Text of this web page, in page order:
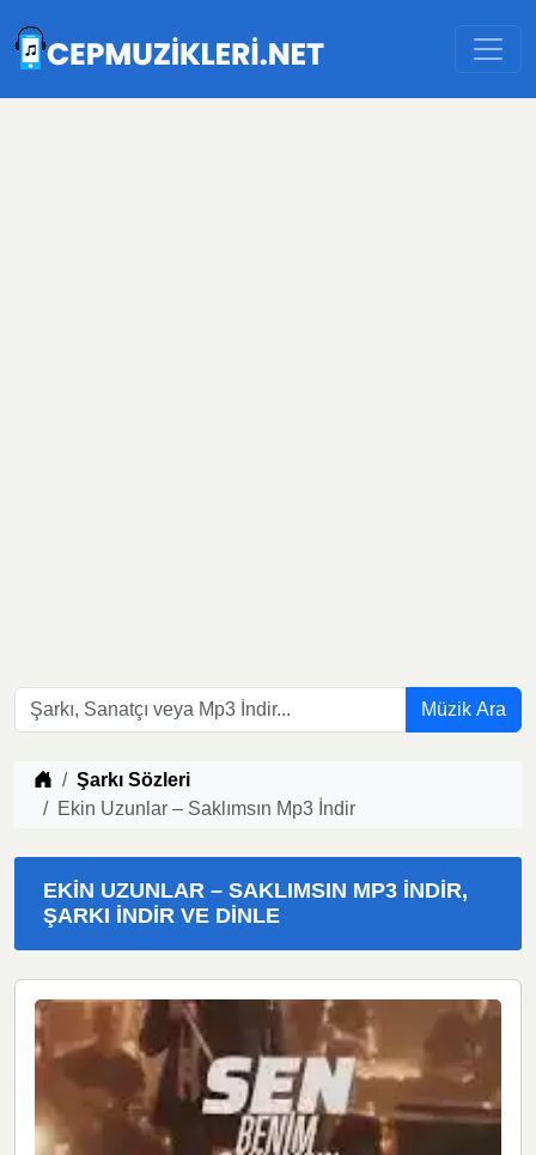
Müzik Ara
Müzik indir
Şarkı Sözleri
Ekin Uzunlar – Saklımsın Mp3 İndir
EKIN UZUNLAR – SAKLIMSIN MP3 İNDIR,
ŞARKI İNDIR VE DINLE